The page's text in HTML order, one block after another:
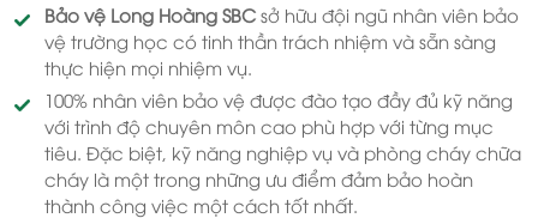
Bảo vệ Long Hoàng SBC sở hữu đội ngũ nhân viên bảo
vệ trường học có tinh thần trách nhiệm và sẵn sàng
thực hiện mọi nhiệm vụ.
100% nhân viên bảo vệ được đào tạo đầy đủ kỹ năng
với trình độ chuyên môn cao phù hợp với từng mục
tiêu. Đặc biệt, kỹ năng nghiệp vụ và phòng cháy chữa
cháy là một trong những ưu điểm đảm bảo hoàn
thành công việc một cách tốt nhất.